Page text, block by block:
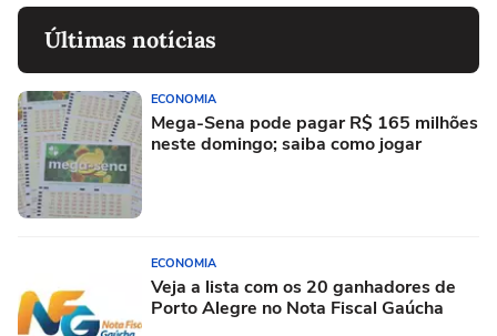
Últimas notícias
ECONOMIA
Mega-Sena pode pagar R$ 165 milhões
neste domingo; saiba como jogar
ECONOMIA
Veja a lista com os 20 ganhadores de
Porto Alegre no Nota Fiscal Gaúcha